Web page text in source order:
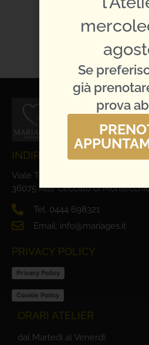
INDIRIZZO E CONTATTI
Viale Trieste, 1
36075 Alte Ceccato di
Tel. 0444 698321
Email: info@mariages.it
PRIVACY POLICY
Privacy Policy
Cookie Policy
ORARI ATELIER
dal Martedì al Venerdì:
Se
già
prova